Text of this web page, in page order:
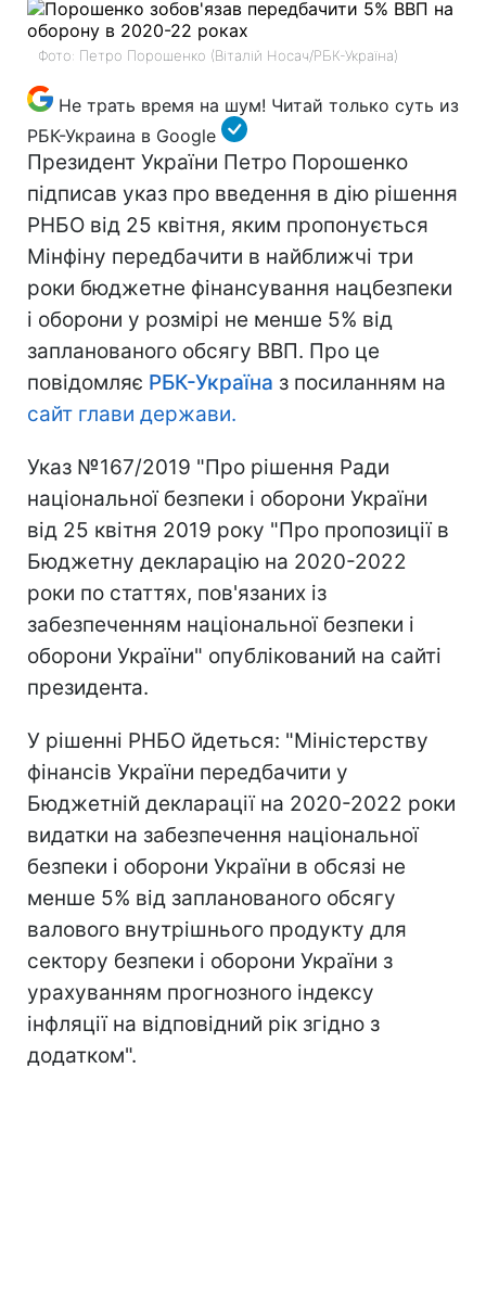
Фото: Петро Порошенко (Віталій Носач/РБК-Україна)
Не трать время на шум! Читай только суть из
РБК-Украина в Google
Президент України Петро Порошенко
підписав указ про введення в дію рішення
РНБО від 25 квітня, яким пропонується
Мінфіну передбачити в найближчі три
роки бюджетне фінансування нацбезпеки
і оборони у розмірі не менше 5% від
запланованого обсягу ВВП. Про це
повідомляє РБК-Україна з посиланням на
сайт глави держави.
Указ №167/2019 "Про рішення Ради
національної безпеки і оборони України
від 25 квітня 2019 року "Про пропозиції в
Бюджетну декларацію на 2020-2022
роки по статтях, пов'язаних із
забезпеченням національної безпеки і
оборони України" опублікований на сайті
президента.
У рішенні РНБО йдеться: "Міністерству
фінансів України передбачити у
Бюджетній декларації на 2020-2022 роки
видатки на забезпечення національної
безпеки і оборони України в обсязі не
менше 5% від запланованого обсягу
валового внутрішнього продукту для
сектору безпеки і оборони України з
урахуванням прогнозного індексу
інфляції на відповідний рік згідно з
додатком".